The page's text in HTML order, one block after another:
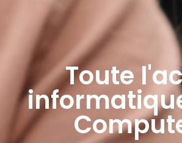
Toute